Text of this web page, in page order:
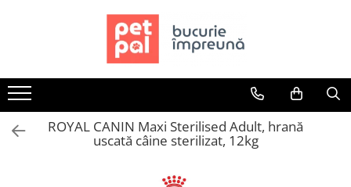
Câini
Hrană Uscată Câini
Câine JuniorROYAL CANIN Maxi Sterilised Adult, hrană
uscată câine sterilizat, 12kg